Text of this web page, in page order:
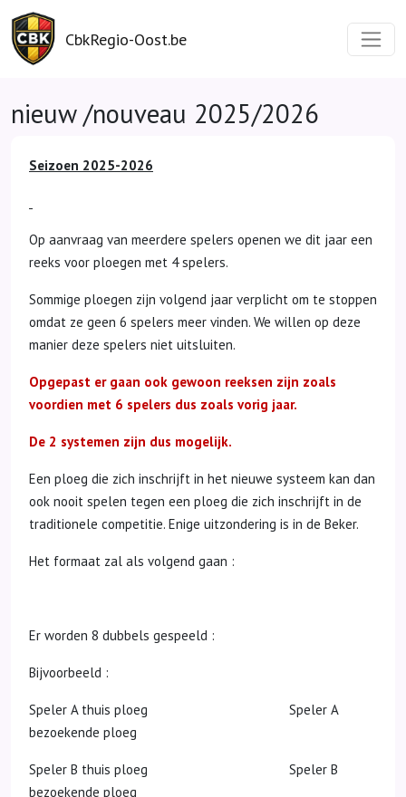
CbkRegio-Oost.be
nieuw /nouveau 2025/2026
Seizoen 2025-2026
Op aanvraag van meerdere spelers openen we dit jaar een
reeks voor ploegen met 4 spelers.
Sommige ploegen zijn volgend jaar verplicht om te stoppen
omdat ze geen 6 spelers meer vinden. We willen op deze
manier deze spelers niet uitsluiten.
Opgepast er gaan ook gewoon reeksen zijn zoals
voordien met 6 spelers dus zoals vorig jaar.
De 2 systemen zijn dus mogelijk.
Een ploeg die zich inschrijft in het nieuwe systeem kan dan
ook nooit spelen tegen een ploeg die zich inschrijft in de
traditionele competitie. Enige uitzondering is in de Beker.
Het formaat zal als volgend gaan :
Er worden 8 dubbels gespeeld :
Bijvoorbeeld :
Speler A thuis ploeg Speler A
bezoekende ploeg
Speler B thuis ploeg Speler B
bezoekende ploeg